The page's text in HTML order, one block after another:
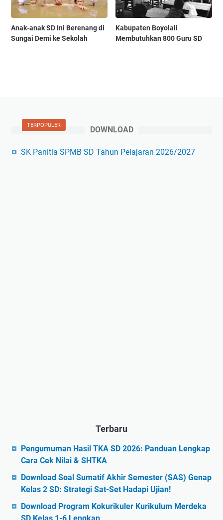
Anak-anak SD Ini Berenang di
Sungai Demi ke Sekolah
Kabupaten Boyolali
Membutuhkan 800 Guru SD
TERPOPULER DOWNLOAD
SK Panitia SPMB SD Tahun Pelajaran 2026/2027
Terbaru
Pengumuman Hasil TKA SD 2026: Panduan Lengkap
Cara Cek Nilai & SHTKA
Download Soal Sumatif Akhir Semester (SAS) Genap
Kelas 2 SD: Strategi Sat-Set Hadapi Ujian!
Download Program Kokurikuler Kurikulum Merdeka
SD Kelas 1-6 Lengkap